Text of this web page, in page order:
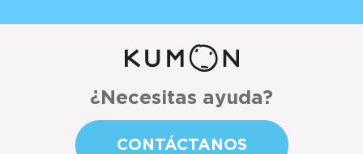
¿Necesitas ayuda?
CONTÁCTANOS